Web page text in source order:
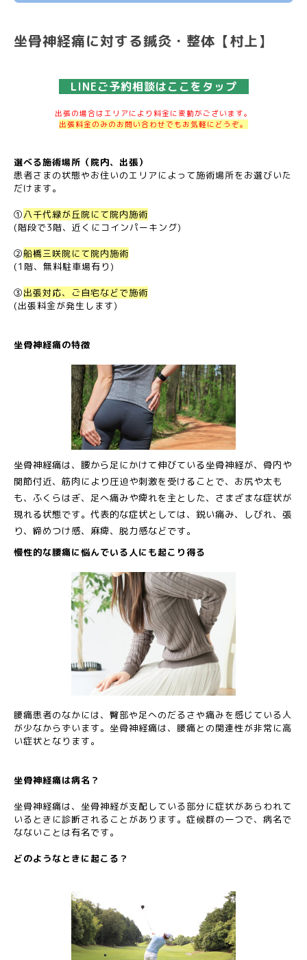
坐骨神経痛に対する鍼灸・整体【村上】
LINEご予約相談はここをタップ
出張の場合はエリアにより料金に変動がございます。
出張料金のみのお問い合わせでもお気軽にどうぞ。
選べる施術場所（院内、出張）
患者さまの状態やお住いのエリアによって施術場所をお選びいた
だけます。
①八千代緑が丘院にて院内施術
(階段で3階、近くにコインパーキング)
②船橋三咲院にて院内施術
(1階、無料駐車場有り)
③出張対応、ご自宅などで施術
(出張料金が発生します)
坐骨神経痛の特徴
坐骨神経痛は、腰から足にかけて伸びている坐骨神経が、骨内や
関節付近、筋肉により圧迫や刺激を受けることで、お尻や太も
も、ふくらはぎ、足へ痛みや痺れを主とした、さまざまな症状が
現れる状態です。代表的な症状としては、鋭い痛み、しびれ、張
り、締めつけ感、麻痺、脱力感などです。
慢性的な腰痛に悩んでいる人にも起こり得る
腰痛患者のなかには、臀部や足へのだるさや痛みを感じている人
が少なからずいます。坐骨神経痛は、腰痛との関連性が非常に高
い症状となります。
坐骨神経痛は病名？
坐骨神経痛は、坐骨神経が支配している部分に症状があらわれて
いるときに診断されることがあります。症候群の一つで、病名で
なないことは有名です。
どのようなときに起こる？